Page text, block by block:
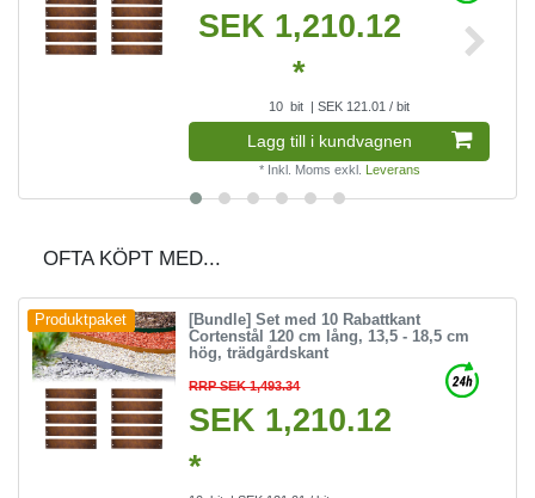
SEK 1,210.12
*
10 bit | SEK 121.01 / bit
Lagg till i kundvagnen
* Inkl. Moms exkl. Leverans
OFTA KÖPT MED...
Produktpaket
[Bundle] Set med 10 Rabattkant
Cortenstål 120 cm lång, 13,5 - 18,5 cm
hög, trädgårdskant
RRP SEK 1,493.34
SEK 1,210.12
*